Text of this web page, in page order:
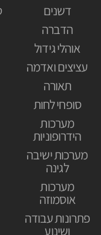
דשנים
הדברה
אוהלי גידול
עציצים ואדמה
תאורה
סופחי לחות
מערכות
הידרופוניות
מערכות ישיבה
לגינה
מערכות
אוסמוזה
פתרונות עבודה
ושינוע